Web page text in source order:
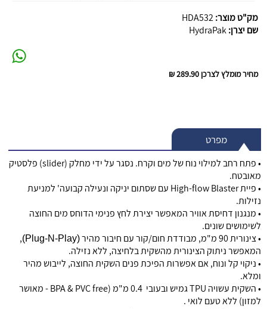
מק"ט מוצר:HDA532
שם יצרן:HydraPak
מחיר מומלץ לצרכן 289.90 ₪
מפרט
• פתח רחב למילוי נוח של מים וקרח. נסגר על ידי מחלק (slider) פלסטיק
מאובטח.
• פיית High-flow Blaster עם שסתום יניקה ונעילה קבועה' למניעת
נזילות.
• מנגנון דחיסת אוויר המאפשר יצירת לחץ פנימי הדוחס מים החוצה
לשימושים שונים.
• צינורית 90 מ"מ, מבודדת חום/קור עם חיבור מהיר
(
Plug-N-Play)
,
המאפשר ניתוק הצינורית מהשקית בלחיצה, ללא נזילה.
• ניקוי קל ונוח, אם אפשרות הפיכת פנים השקית החוצה, לייבוש מהיר
ומלא.
• השקית עשויה TPU גמיש ובעובי 0.4 מ"מ (BPA & PVC free - מאושר
למזון) ללא טעם לואי .